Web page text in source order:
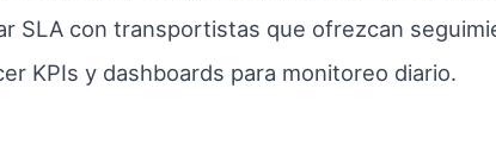
SLA con transportistas que ofrezcan
KPIs y dashboards para monitoreo diario.